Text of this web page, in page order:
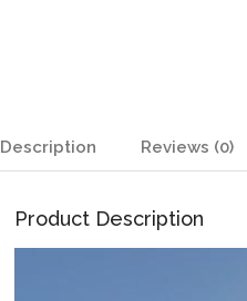
Description Reviews (0)
Product Description